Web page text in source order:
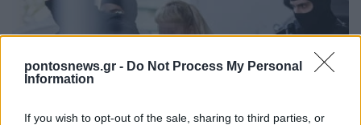
pontosnews.gr - Do Not Process My Personal
Information
If you wish to opt-out of the sale, sharing to third parties, or
ΕΛΛΑΔΑ